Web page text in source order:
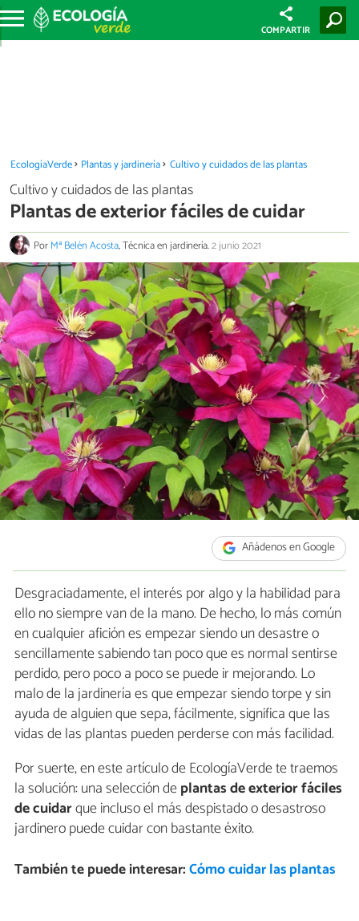
COMPARTIR
EcologíaVerde Plantas y jardinería Cultivo y cuidados de las plantas
Cultivo y cuidados de las plantas
Plantas de exterior fáciles de cuidar
PorMª Belén Acosta, Técnica en jardinería.2 junio 2021
Añádenos en Google
Desgraciadamente, el interés por algo y la habilidad para
ello no siempre van de la mano. De hecho, lo más común
en cualquier afición es empezar siendo un desastre o
sencillamente sabiendo tan poco que es normal sentirse
perdido, pero poco a poco se puede ir mejorando. Lo
malo de la jardinería es que empezar siendo torpe y sin
ayuda de alguien que sepa, fácilmente, significa que las
vidas de las plantas pueden perderse con más facilidad.
Por suerte, en este artículo de EcologíaVerde te traemos
la solución: una selección deplantas de exterior fáciles
de cuidarque incluso el más despistado o desastroso
jardinero puede cuidar con bastante éxito.
También te puede interesar:Cómo cuidar las plantas